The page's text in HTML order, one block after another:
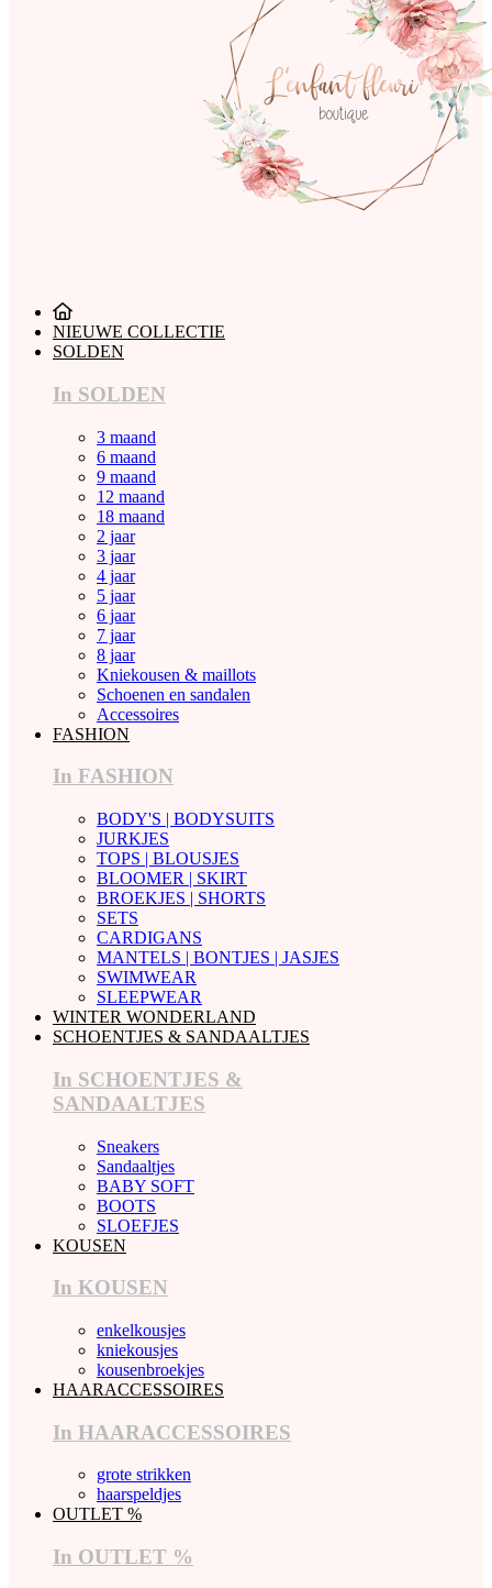
NIEUWE COLLECTIE
SOLDEN
In SOLDEN
3 maand
6 maand
9 maand
12 maand
18 maand
2 jaar
3 jaar
4 jaar
5 jaar
6 jaar
7 jaar
8 jaar
Kniekousen & maillots
Schoenen en sandalen
Accessoires
FASHION
In FASHION
BODY'S | BODYSUITS
JURKJES
TOPS | BLOUSJES
BLOOMER | SKIRT
BROEKJES | SHORTS
SETS
CARDIGANS
MANTELS | BONTJES | JASJES
SWIMWEAR
SLEEPWEAR
WINTER WONDERLAND
SCHOENTJES & SANDAALTJES
In SCHOENTJES &
SANDAALTJES
Sneakers
Sandaaltjes
BABY SOFT
BOOTS
SLOEFJES
KOUSEN
In KOUSEN
enkelkousjes
kniekousjes
kousenbroekjes
HAARACCESSOIRES
In HAARACCESSOIRES
grote strikken
haarspeldjes
OUTLET %
In OUTLET %